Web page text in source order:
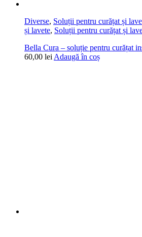
Diverse, Soluții pentru curățat și
și lavete, Soluții pentru curățat și
Bella Cura – soluție pentru curățat
60,00 lei Adaugă în coș